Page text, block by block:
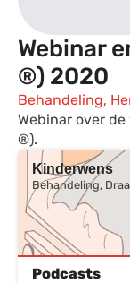
Webinar
®) 2020
Behandeling,
Webinar over
®).
Kinderwens
Behandeling,
Podcasts